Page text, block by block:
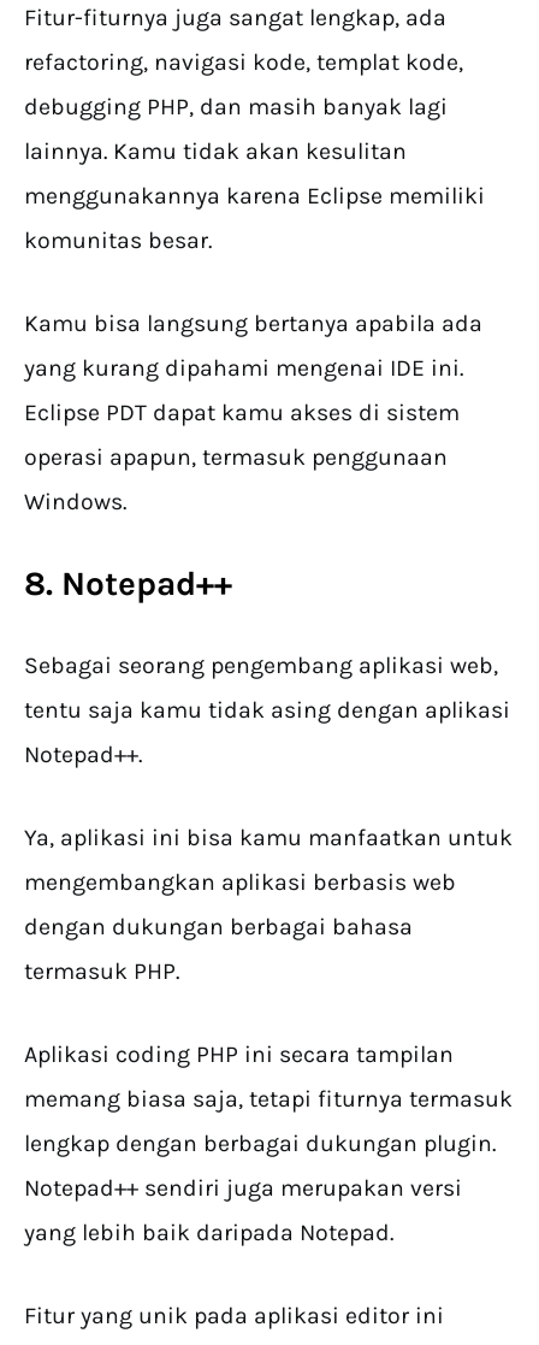
Fitur-fiturnya juga sangat lengkap, ada
refactoring, navigasi kode, templat kode,
debugging PHP, dan masih banyak lagi
lainnya. Kamu tidak akan kesulitan
menggunakannya karena Eclipse memiliki
komunitas besar.
Kamu bisa langsung bertanya apabila ada
yang kurang dipahami mengenai IDE ini.
Eclipse PDT dapat kamu akses di sistem
operasi apapun, termasuk penggunaan
Windows.
8. Notepad++
Sebagai seorang pengembang aplikasi web,
tentu saja kamu tidak asing dengan aplikasi
Notepad++.
Ya, aplikasi ini bisa kamu manfaatkan untuk
mengembangkan aplikasi berbasis web
dengan dukungan berbagai bahasa
termasuk PHP.
Aplikasi coding PHP ini secara tampilan
memang biasa saja, tetapi fiturnya termasuk
lengkap dengan berbagai dukungan plugin.
Notepad++ sendiri juga merupakan versi
yang lebih baik daripada Notepad.​
Fitur yang unik pada aplikasi editor ini